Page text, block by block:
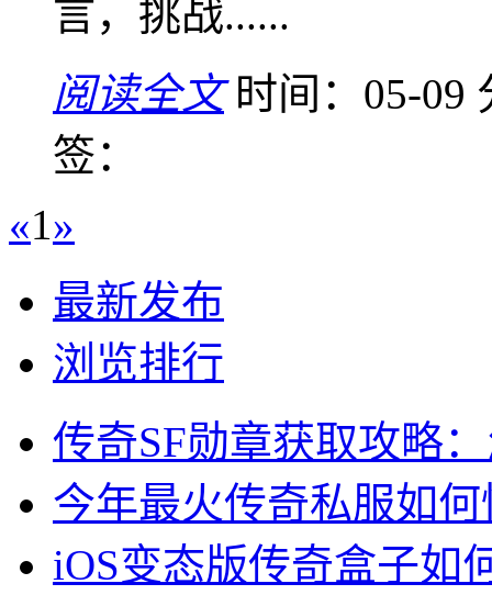
言，挑战......
阅读全文 时间：05-09
签：
«1»
最新发布
浏览排行
传奇SF勋章获取攻略
今年最火传奇私服如
iOS变态版传奇盒子如